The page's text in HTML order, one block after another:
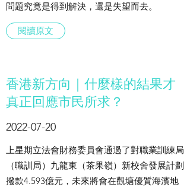
問題究竟是得到解決，還是失望而去。
閱讀原文
香港新方向｜什麼樣的結果才
真正回應市民所求？
2022-07-20
上星期立法會財務委員會通過了對職業訓練局
（職訓局）九龍東（茶果嶺）新校舍發展計劃
撥款4.593億元，未來將會在觀塘優質海濱地